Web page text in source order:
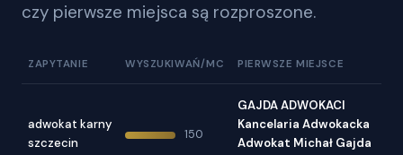
czy pierwsze miejsca są rozproszone.
ZAPYTANIE WYSZUKIWAŃ/MC PIERWSZE MIEJSCE
adwokat karny
szczecin
150
GAJDA ADWOKACI
Kancelaria Adwokacka
Adwokat Michał Gajda